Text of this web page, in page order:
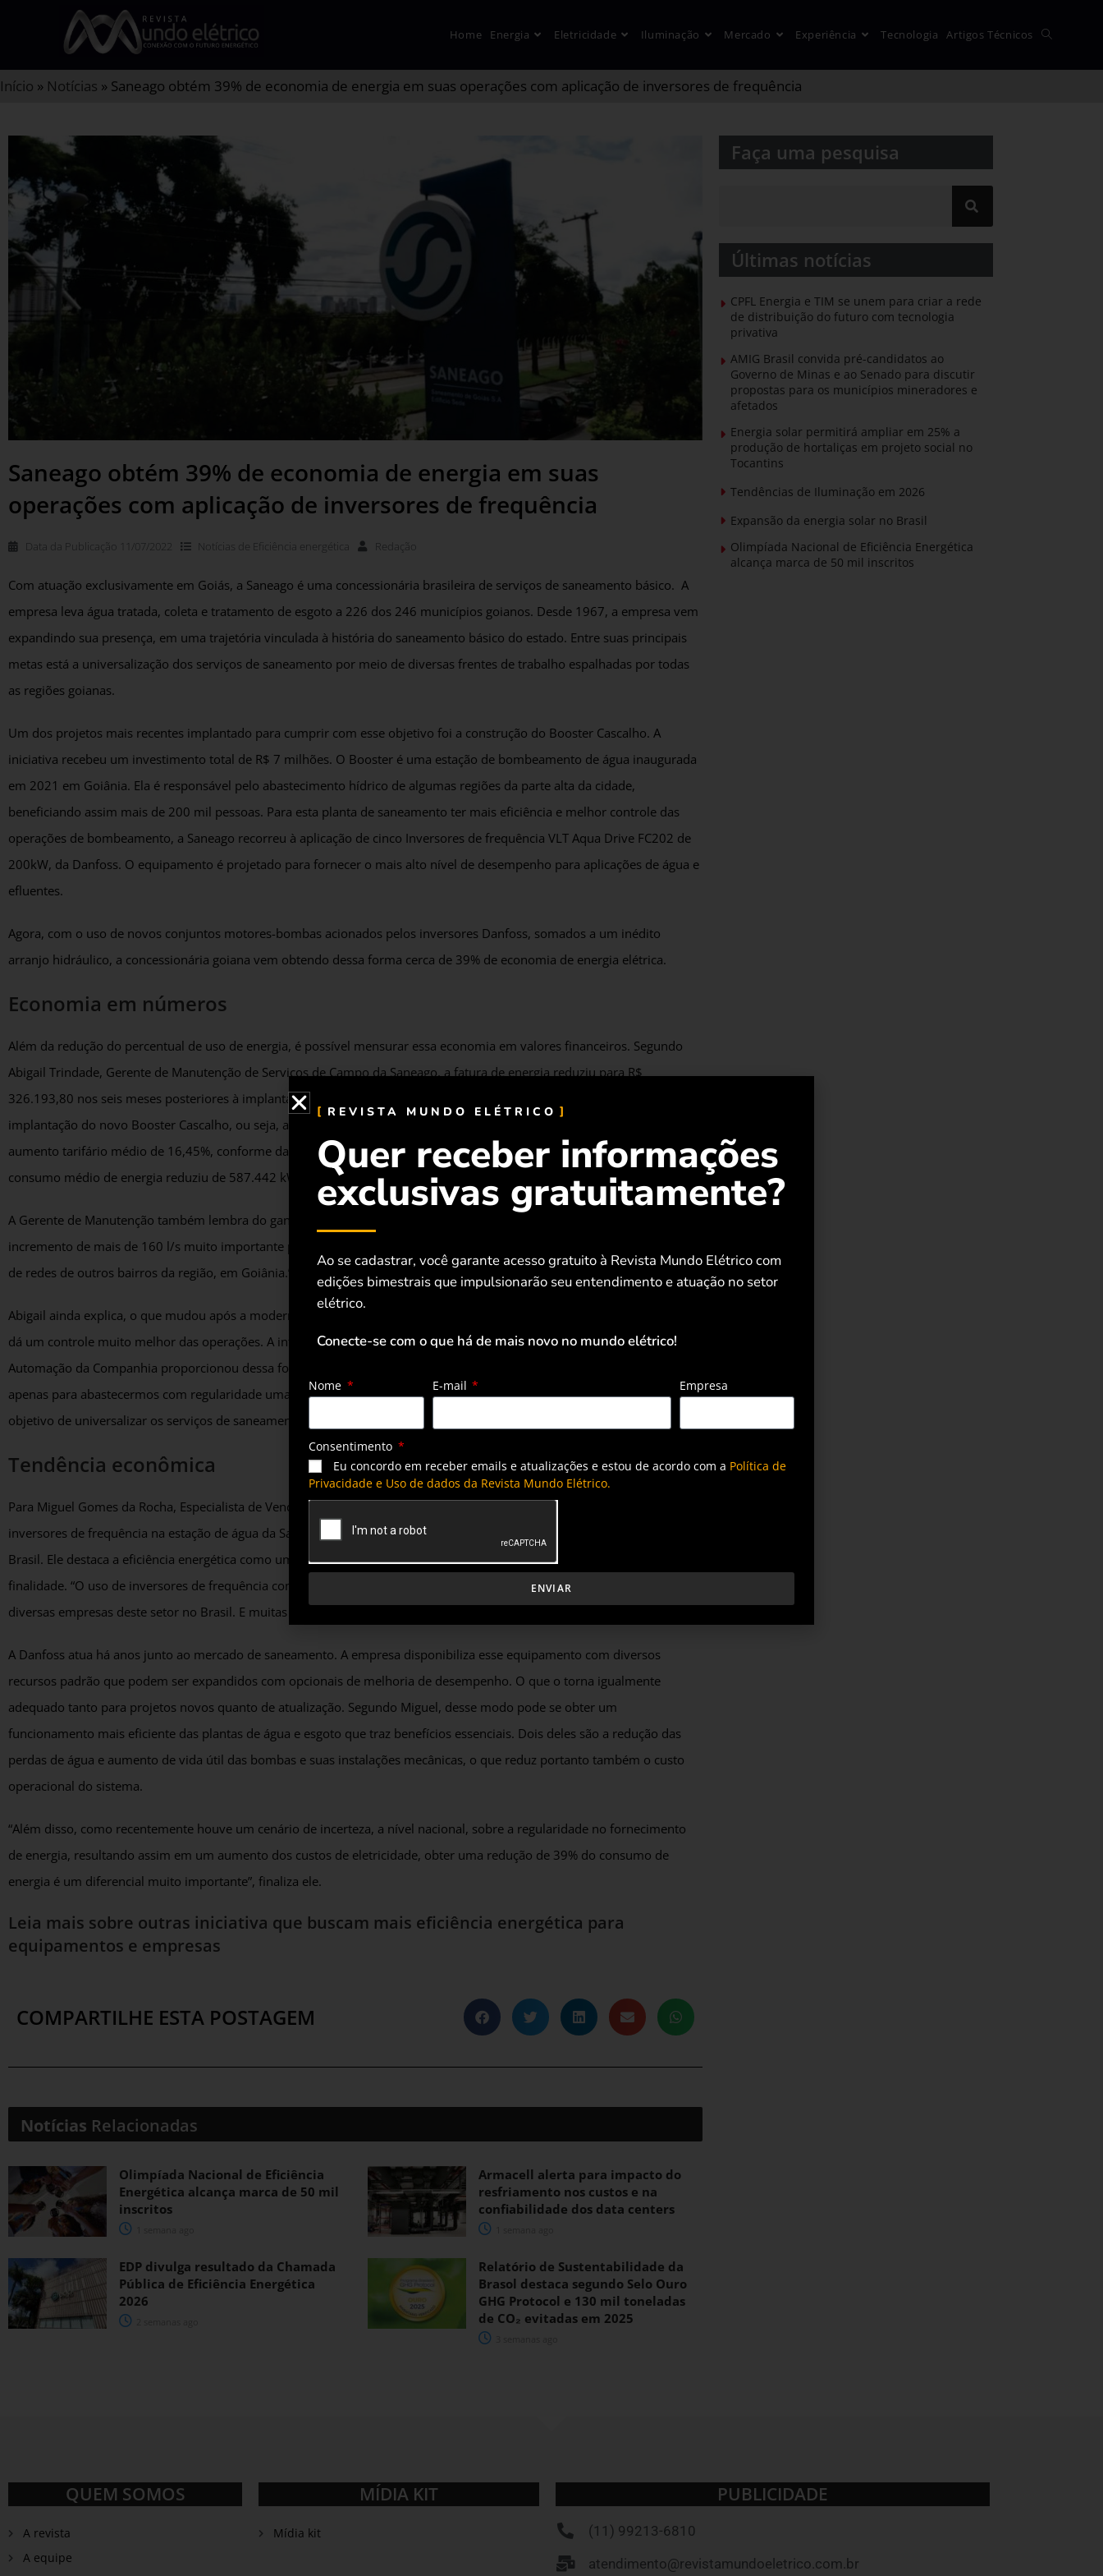
Home Energia Eletricidade Iluminação Mercado Experiência Tecnologia Artigos Técnicos
Início » Notícias » Saneago obtém 39% de economia de energia em suas operações com aplicação de inversores de frequência
Saneago obtém 39% de economia de energia em suas
operações com aplicação de inversores de frequência
Data da Publicação 11/07/2022 Notícias de Eficiência energética Redação
Com atuação exclusivamente em Goiás, a Saneago é uma concessionária brasileira de serviços de saneamento básico. A
empresa leva água tratada, coleta e tratamento de esgoto a 226 dos 246 municípios goianos. Desde 1967, a empresa vem
expandindo sua presença, em uma trajetória vinculada à história do saneamento básico do estado. Entre suas principais
metas está a universalização dos serviços de saneamento por meio de diversas frentes de trabalho espalhadas por todas
as regiões goianas.
Um dos projetos mais recentes implantado para cumprir com esse objetivo foi a construção do Booster Cascalho. A
iniciativa recebeu um investimento total de R$ 7 milhões. O Booster é uma estação de bombeamento de água inaugurada
em 2021 em Goiânia. Ela é responsável pelo abastecimento hídrico de algumas regiões da parte alta da cidade,
beneficiando assim mais de 200 mil pessoas. Para esta planta de saneamento ter mais eficiência e melhor controle das
operações de bombeamento, a Saneago recorreu à aplicação de cinco Inversores de frequência VLT Aqua Drive FC202 de
200kW, da Danfoss. O equipamento é projetado para fornecer o mais alto nível de desempenho para aplicações de água e
efluentes.
Agora, com o uso de novos conjuntos motores-bombas acionados pelos inversores Danfoss, somados a um inédito
arranjo hidráulico, a concessionária goiana vem obtendo dessa forma cerca de 39% de economia de energia elétrica.
Economia em números
Além da redução do percentual de uso de energia, é possível mensurar essa economia em valores financeiros. Segundo
Abigail Trindade, Gerente de Manutenção de Serviços de Campo da Saneago, a fatura de energia reduziu para R$
326.193,80 nos seis meses posteriores à implantação, ante uma média de R$ 379.739,71 nos últimos 12 meses, antes da
implantação do novo Booster Cascalho, ou seja, a economia total no período foi de R$ 321.275,46. Mesmo com um
aumento tarifário médio de 16,45%, conforme dados apurados pela Supervisão de Gestão de Energia da Saneago. Já o
consumo médio de energia reduziu de 587.442 kWh para 356.883 kWh.
A Gerente de Manutenção também lembra do ganho da vazão máxima média. Ele aumentou de 834 l/s para 995 l/s. “Um
incremento de mais de 160 l/s muito importante para abastecer assim os reservatórios Pedro Ludovico e Serrinha, além
de redes de outros bairros da região, em Goiânia.”, afirma.
Abigail ainda explica, o que mudou após a modernização no sistema de bombeamento de água. “O Booster Cascalho nos
dá um controle muito melhor das operações. A integração dos inversores de frequência da Danfoss com o sistema de
Automação da Companhia proporcionou dessa forma um salto tecnológico muito significativo. Isso é fundamental não
apenas para abastecermos com regularidade uma região importante de Goiânia, mas também para avançar em nosso
objetivo de universalizar os serviços de saneamento para todo o Estado de Goiás”, afirma Abigail Trindade.
Tendência econômica
Para Miguel Gomes da Rocha, Especialista de Vendas da Divisão de Drives Solutions da Danfoss do Brasil, a utilização dos
inversores de frequência na estação de água da Saneago acompanha uma tendência que se consolida gradativamente no
Brasil. Ele destaca a eficiência energética como uma vantagem adicional com a utilização do equipamento para essa
finalidade. “O uso de inversores de frequência como parte da infraestrutura de saneamento básico já é uma realidade em
diversas empresas deste setor no Brasil. E muitas outras passaram a aplicá-las em maior escala mais recentemente.
A Danfoss atua há anos junto ao mercado de saneamento. A empresa disponibiliza esse equipamento com diversos
recursos padrão que podem ser expandidos com opcionais de melhoria de desempenho. O que o torna igualmente
adequado tanto para projetos novos quanto de atualização. Segundo Miguel, desse modo pode se obter um
funcionamento mais eficiente das plantas de água e esgoto que traz benefícios essenciais. Dois deles são a redução das
perdas de água e aumento de vida útil das bombas e suas instalações mecânicas, o que reduz portanto também o custo
operacional do sistema.
“Além disso, como recentemente houve um cenário de incerteza, a nível nacional, sobre a regularidade no fornecimento
de energia, resultando assim em um aumento dos custos de eletricidade, obter uma redução de 39% do consumo de
energia é um diferencial muito importante”, finaliza ele.
Leia mais sobre outras iniciativa que buscam mais eficiência energética para
equipamentos e empresas
COMPARTILHE ESTA POSTAGEM
Notícias Relacionadas
Olimpíada Nacional de Eficiência
Energética alcança marca de 50 mil
inscritos
Armacell alerta para impacto do
resfriamento nos custos e na
confiabilidade dos data centers
EDP divulga resultado da Chamada
Pública de Eficiência Energética
2026
Relatório de Sustentabilidade da
Brasol destaca segundo Selo Ouro
GHG Protocol e 130 mil toneladas
de CO₂ evitadas em 2025
Faça uma pesquisa​​
Últimas notícias
CPFL Energia e TIM se unem para criar a rede
de distribuição do futuro com tecnologia
privativa
AMIG Brasil convida pré-candidatos ao
Governo de Minas e ao Senado para discutir
propostas para os municípios mineradores e
afetados
Energia solar permitirá ampliar em 25% a
produção de hortaliças em projeto social no
Tocantins
Tendências de Iluminação em 2026
Expansão da energia solar no Brasil
Olimpíada Nacional de Eficiência Energética
alcança marca de 50 mil inscritos
QUEM SOMOS
A revista
A equipe
MÍDIA KIT
Mídia kit
PUBLICIDADE
(11) 99213-6810
atendimento@revistamundoeletrico.com.br
REVISTA MUNDO ELÉTRICO
Quer receber informações
exclusivas gratuitamente?
Ao se cadastrar, você garante acesso gratuito à Revista Mundo Elétrico com
edições bimestrais que impulsionarão seu entendimento e atuação no setor
elétrico.
Conecte-se com o que há de mais novo no mundo elétrico!
Nome E-mail Empresa
Consentimento
Eu concordo em receber emails e atualizações e estou de acordo com a Política de
Privacidade e Uso de dados da Revista Mundo Elétrico.
ENVIAR